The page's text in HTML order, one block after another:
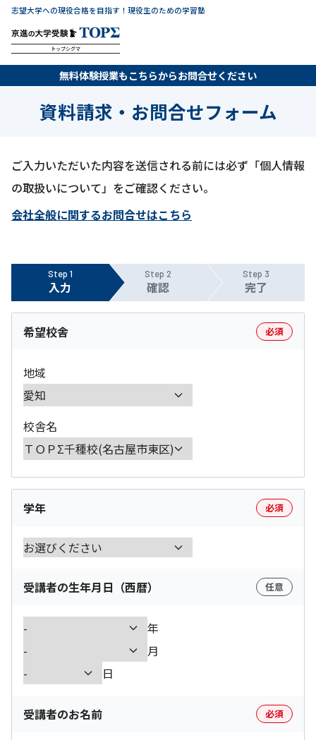
志望大学への現役合格を目指す！現役生のための学習塾
トップシグマ
資料請求・お問合せフォーム
無料体験授業もこちらからお問合せください
ご入力いただいた内容を送信される前には必ず「個人情報
の取扱いについて」をご確認ください。
会社全般に関するお問合せはこちら
Step 1
入力
Step 2
確認
Step 3
完了
希望校舎 必須
地域
校舎名
学年 必須
受講者の生年月日（西暦） 任意
年
月
日
受講者のお名前 必須